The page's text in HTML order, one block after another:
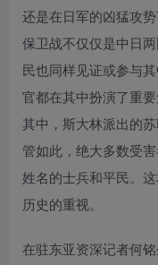
还是在日军的凶猛攻
保卫战不仅仅是中日
民也同样见证或参与
官都在其中扮演了重
其中，斯大林派出的
管如此，绝大多数受
姓名的士兵和平民。
历史的重视。
在驻东亚资深记者何